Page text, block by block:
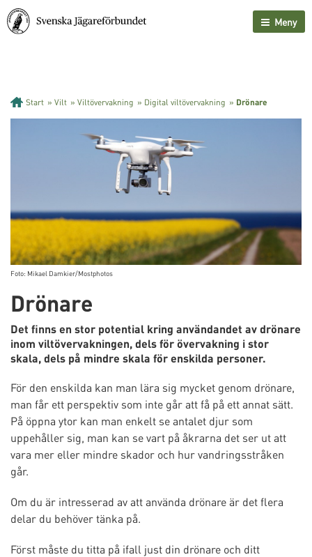
Meny
Start » Vilt » Viltövervakning » Digital viltövervakning » Drönare
Foto: Mikael Damkier/Mostphotos
Drönare
Det finns en stor potential kring användandet av drönare
inom viltövervakningen, dels för övervakning i stor
skala, dels på mindre skala för enskilda personer.
För den enskilda kan man lära sig mycket genom drönare,
man får ett perspektiv som inte går att få på ett annat sätt.
På öppna ytor kan man enkelt se antalet djur som
uppehåller sig, man kan se vart på åkrarna det ser ut att
vara mer eller mindre skador och hur vandringsstråken
går.
Om du är intresserad av att använda drönare är det flera
delar du behöver tänka på.
Först måste du titta på ifall just din drönare och ditt